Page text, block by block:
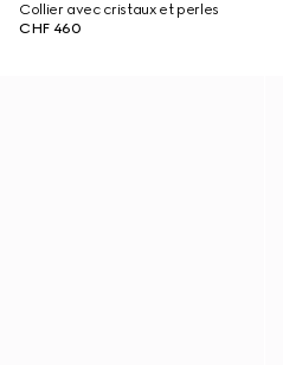
Collier avec cristaux et perles
CHF 460